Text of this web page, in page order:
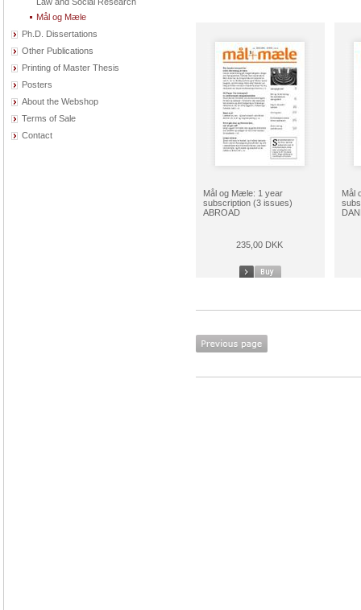
Mål og Mæle
Ph.D. Dissertations
Other Publications
Printing of Master Thesis
Posters
About the Webshop
Terms of Sale
Contact
Mål og Mæle: 1 year
subscription (3 issues)
ABROAD
235,00 DKK
Mål